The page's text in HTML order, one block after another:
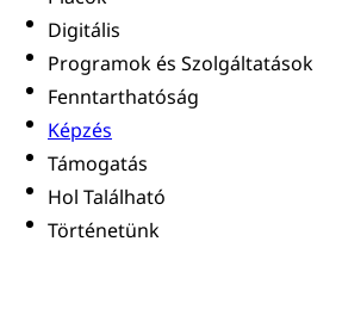
Digitális
Programok és Szolgáltatások
Fenntarthatóság
Képzés
Támogatás
Hol Található
Történetünk